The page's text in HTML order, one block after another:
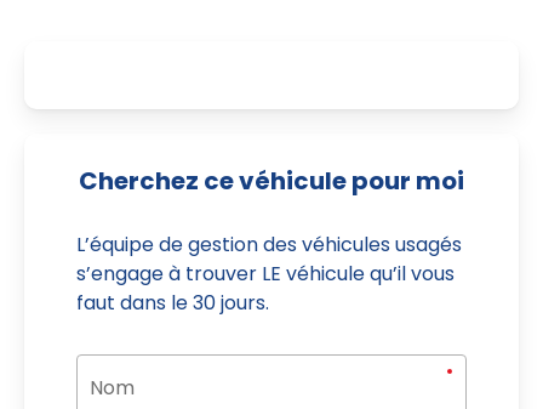
Cherchez ce véhicule pour moi
L’équipe de gestion des véhicules usagés
s’engage à trouver LE véhicule qu’il vous
faut dans le 30 jours.